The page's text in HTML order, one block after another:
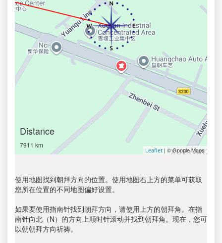
Distance
7911 km
Leaflet | © Google Maps
使用地图找到朝拜方向的位置。使用地图右上方的菜单可获取
您所在位置的不同地图偏好设置。
如果要使用指南针找到朝拜方向，请使用上方的朝拜角。在指
南针向北（N）的方向上顺时针滚动并找到朝拜角。现在，您可
以朝朝拜方向祈祷。